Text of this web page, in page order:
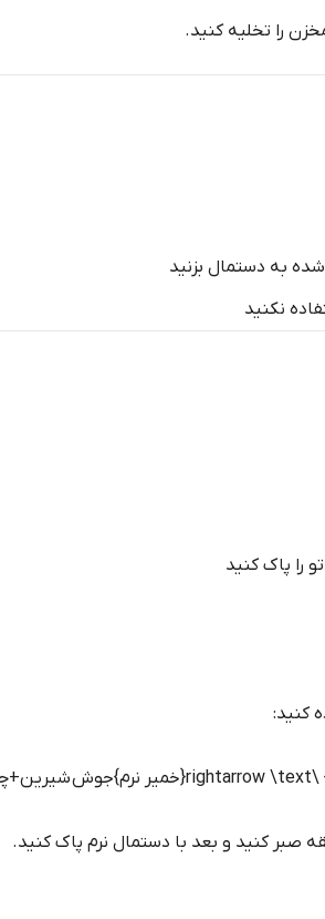
را تخلیه کنید.
به دستمال بزنید
نکنید
را پاک کنید
کنید:
جوش شیرین+
صبر کنید و بعد با دستمال نرم پاک کنید.